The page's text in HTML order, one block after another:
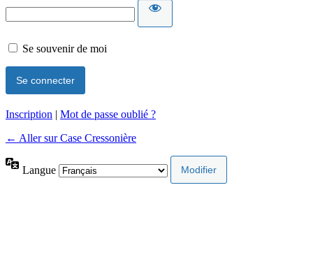
Se souvenir de moi
Inscription | Mot de passe oublié ?
← Aller sur Case Cressonière
Langue